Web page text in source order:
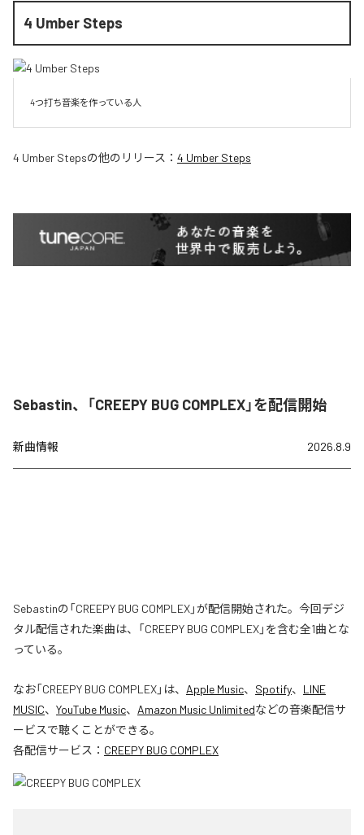
4 Umber Steps
4つ打ち音楽を作っている人
4 Umber Stepsの他のリリース： 4 Umber Steps
Sebastin、「CREEPY BUG COMPLEX」を配信開始
新曲情報 2026.8.9
Sebastinの「CREEPY BUG COMPLEX」が配信開始された。今回デジ
タル配信された楽曲は、「CREEPY BUG COMPLEX」を含む全1曲とな
っている。
なお「CREEPY BUG COMPLEX」は、 Apple Music、 Spotify、 LINE
MUSIC、 YouTube Music、 Amazon Music Unlimitedなどの音楽配信サ
ービスで聴くことができる。
各配信サービス： CREEPY BUG COMPLEX